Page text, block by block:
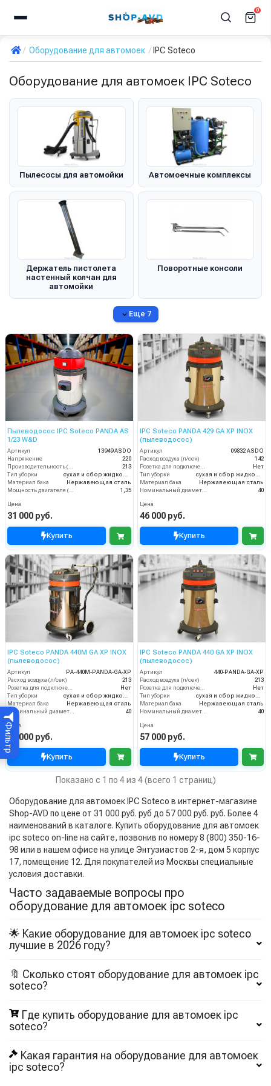
0
Оборудование для автомоек IPC Soteco
Фильтр
Оборудование для автомоек IPC Soteco
Пылесосы для автомойки Автомоечные комплексы
Держатель пистолета
настенный колчан для
автомойки
Поворотные консоли
Еще 7
Пылеводосос IPC Soteco PANDA AS
1/23 W&D
Артикул
13949 ASDO
Напряжение
220
Производительность (м3/час)
213
Тип уборки
сухая и сбор жидкостей
Материал бака
Нержавеющая сталь
Мощность двигателя (кВт)
1,35
Цена
31 000 руб.
Купить
IPC Soteco PANDA 429 GA XP INOX
(пылеводосос)
Артикул
09832 ASDO
Расход воздуха (л/сек)
142
Розетка для подключения инструмента
Нет
Тип уборки
сухая и сбор жидкостей
Материал бака
Нержавеющая сталь
Номинальный диаметр принадлежностей (мм)
40
Цена
46 000 руб.
Купить
IPC Soteco PANDA 440M GA XP INOX
(пылеводосос)
Артикул
PA-440M-PANDA-GA-XP
Расход воздуха (л/сек)
213
Нет
Тип уборки
Материал бака
Нержавеющая сталь
40
Цена
55 000 руб.
Купить
IPC Soteco PANDA 440 GA XP INOX
(пылеводосос)
Артикул
440-PANDA-GA-XP
Расход воздуха (л/сек)
213
Нет
Тип уборки
Материал бака
Нержавеющая сталь
40
Цена
57 000 руб.
Купить
Показано с 1 по 4 из 4 (всего 1 страниц)
Оборудование для автомоек IPC Soteco в интернет-магазине
Shop-AVD по цене от 31 000 руб. руб до 57 000 руб. руб. Более 4
наименований в каталоге. Купить оборудование для автомоек
ipc soteco on-line на сайте, позвонив по номеру 8 (800) 350-16-
98 или в нашем офисе на улице Энтузиастов 2-я, дом 5 корпус
17, помещение 12. Для покупателей из Москвы специальные
условия доставки.
Часто задаваемые вопросы про
оборудование для автомоек ipc soteco
🌟 Какие оборудование для автомоек ipc soteco
лучшие в 2026 году?
🔖 Сколько стоят оборудование для автомоек ipc
soteco?
Где купить оборудование для автомоек ipc
soteco?
Какая гарантия на оборудование для автомоек
ipc soteco?